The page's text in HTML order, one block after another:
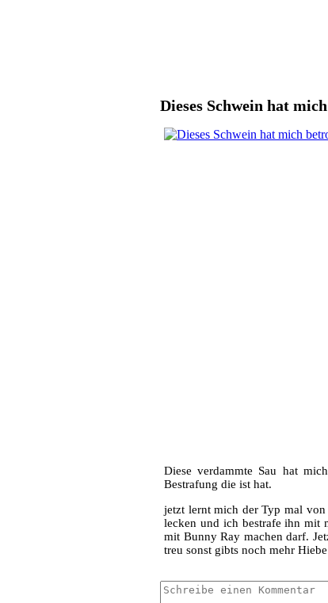
Dieses Schwein hat
Diese verdammte Sau hat
Bestrafung die ist hat.
jetzt lernt mich der Typ mal
lecken und ich bestrafe ihn mit
mit Bunny Ray machen darf.
treu sonst gibts noch mehr